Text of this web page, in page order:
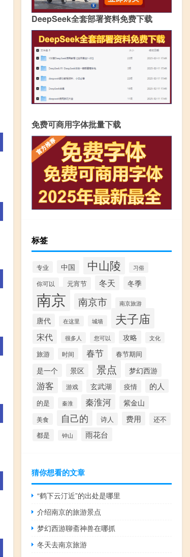
DeepSeek全套部署资料免费下载
免费可商用字体批量下载
标签
专业 中国 中山陵 习俗
你可以 元宵节 冬天 冬季
南京 南京市 南京旅游
唐代 在这里 城墙 夫子庙
宋代 很多人 您可以 攻略 文化
旅游 时间 春节 春节期间
是一个 景区 景点 梦幻西游
游客 游戏 玄武湖 疫情 的人
的是 秦淮 秦淮河 紫金山
美食 自己的 诗人 费用 还不
都是 钟山 雨花台
猜你想看的文章
“鹤下云汀近”的出处是哪里
介绍南京的旅游景点
梦幻西游聊斋神兽在哪抓
冬天去南京旅游